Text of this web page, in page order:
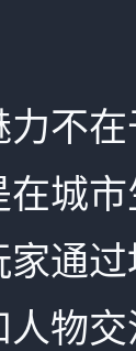
力不
在城
家通
人物